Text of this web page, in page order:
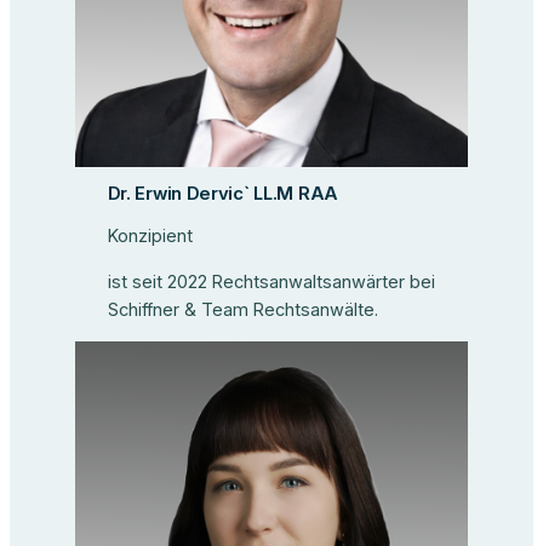
Dr. Erwin Dervic` LL.M RAA
Konzipient
ist seit 2022 Rechtsanwaltsanwärter bei
Schiffner & Team Rechtsanwälte.